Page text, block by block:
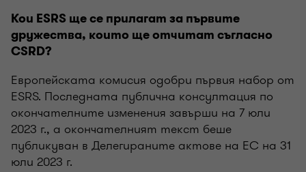
Кои ESRS ще се прилагат за първите
дружества, които ще отчитат съгласно
CSRD?
Европейската комисия одобри първия набор от
ESRS. Последната публична консултация по
окончателните изменения завърши на 7 юли
2023 г., а окончателният текст беше
публикуван в Делегираните актове на ЕС на 31
юли 2023 г.